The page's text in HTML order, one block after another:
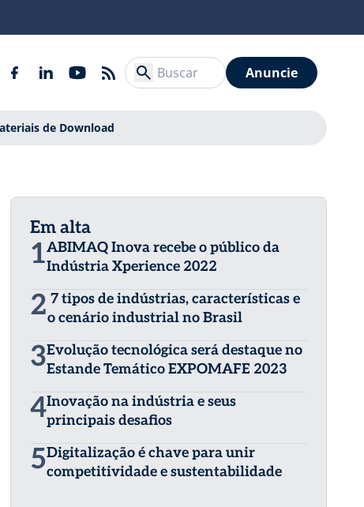
Anuncie
de Download
Em alta
1ABIMAQ Inova recebe o público da
Indústria Xperience 2022
2 7 tipos de indústrias, características e
o cenário industrial no Brasil
3Evolução tecnológica será destaque no
Estande Temático EXPOMAFE 2023
4Inovação na indústria e seus
principais desafios
5Digitalização é chave para unir
competitividade e sustentabilidade